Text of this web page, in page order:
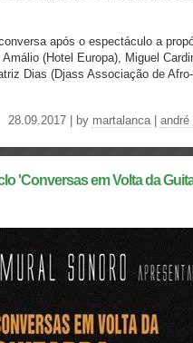
após o espectáculo a
(Hotel Europa), Miguel
Dias (Djass Associação de
28.09.2017 | by martalanca| andré
'Conversas em Volta da